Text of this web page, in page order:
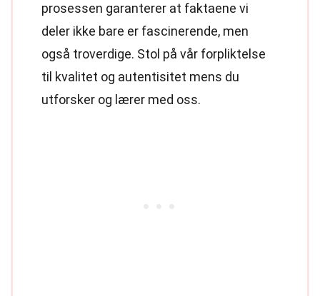
prosessen garanterer at faktaene vi
deler ikke bare er fascinerende, men
også troverdige. Stol på vår forpliktelse
til kvalitet og autentisitet mens du
utforsker og lærer med oss.